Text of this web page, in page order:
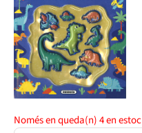
Només en queda(n)4en estoc